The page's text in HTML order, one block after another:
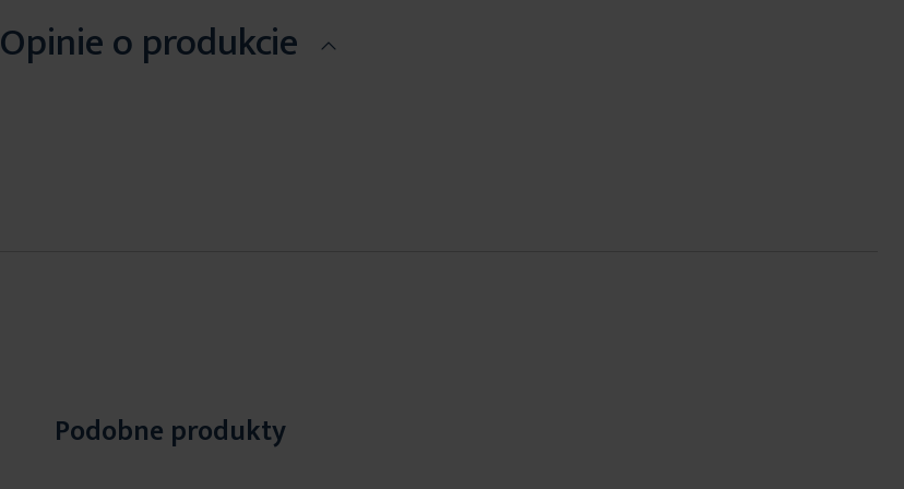
Opinie o produkcie
Podobne produkty